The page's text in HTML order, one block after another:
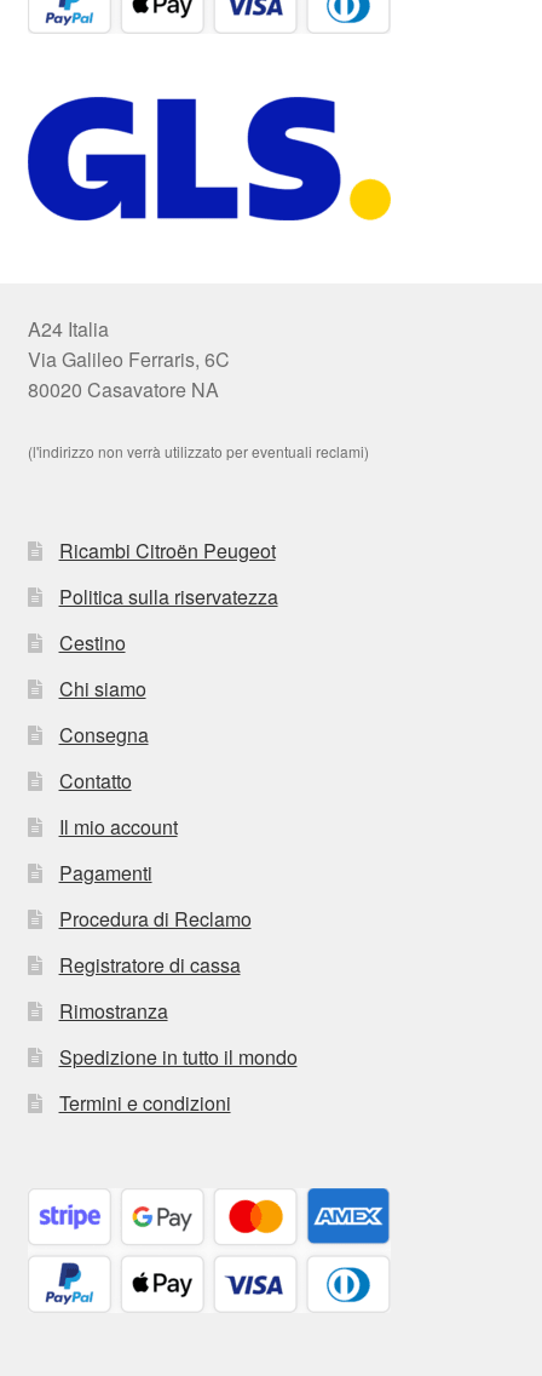
A24 Italia
Via Galileo Ferraris, 6C
80020 Casavatore NA
(l'indirizzo non verrà utilizzato per eventuali reclami)
Ricambi Citroën Peugeot
Politica sulla riservatezza
Cestino
Chi siamo
Consegna
Contatto
Il mio account
Pagamenti
Procedura di Reclamo
Registratore di cassa
Rimostranza
Spedizione in tutto il mondo
Termini e condizioni